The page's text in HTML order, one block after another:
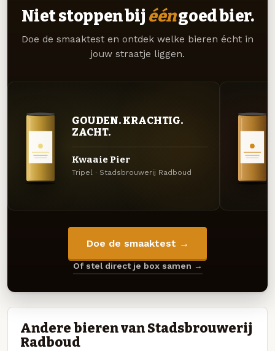
Niet stoppen bij ééngoed bier.
Doe de smaaktest en ontdek welke bieren écht in
jouw straatje liggen.
GOUDEN. KRACHTIG.
ZACHT.
Kwaaie Pier
Tripel · Stadsbrouwerij Radboud
Doe de smaaktest →
Of stel direct je box samen →
Andere bieren van Stadsbrouwerij
Radboud